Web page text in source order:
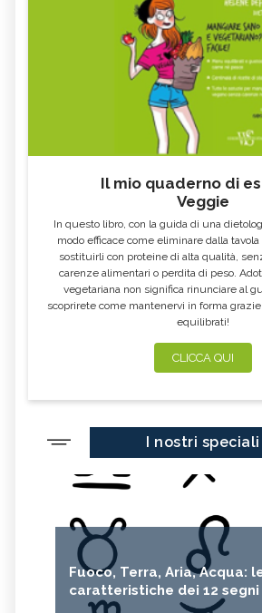
Il mio quaderno di
Veggie
In questo libro, con la guida di una
modo efficace come eliminare dalla
sostituirli con proteine di alta qualità,
carenze alimentari o perdita di peso.
vegetariana non significa rinunciare al
scoprirete come mantenervi in forma
equilibrati!
CLICCA QUI
I nostri speciali
Fuoco, Terra, Aria, Acqua:
caratteristiche dei 12